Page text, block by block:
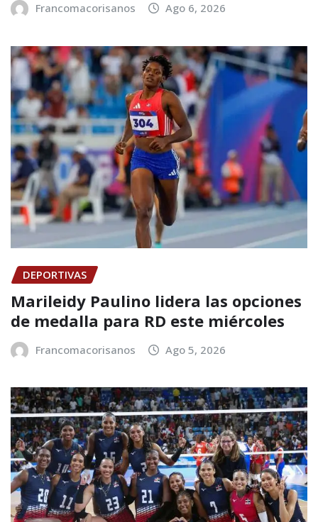
Francomacorisanos Ago 6, 2026
DEPORTIVAS
Marileidy Paulino lidera las opciones
de medalla para RD este miércoles
Francomacorisanos Ago 5, 2026